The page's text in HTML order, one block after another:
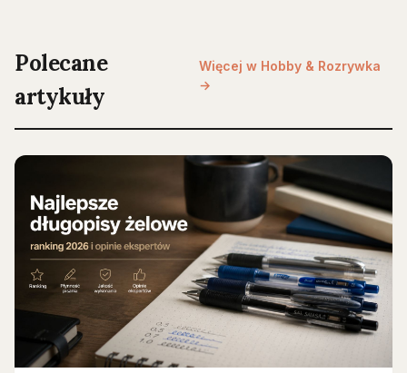
Polecane
artykuły
Więcej w Hobby & Rozrywka
→